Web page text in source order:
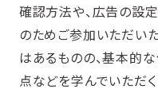
確認方法や、広告の設
のためご参加いただい
はあるものの、基本的
点などを学んでいただく